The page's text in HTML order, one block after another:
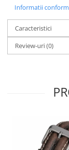
Informatii
Caracteristici
Review-uri(0)